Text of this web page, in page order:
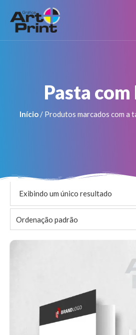
Pasta com
Início / Produtos marcados com a
Exibindo um único resultado